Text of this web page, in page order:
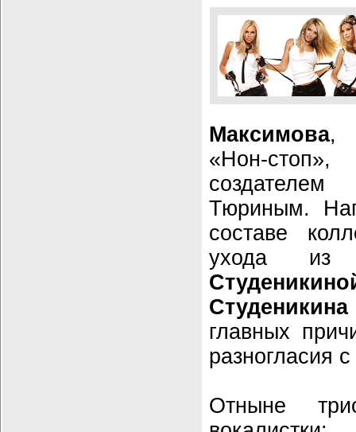
Максимова,
«Нон-стоп»,
Тюриным.
составе
ухода
Студеникина
главных
разногласия
Отныне